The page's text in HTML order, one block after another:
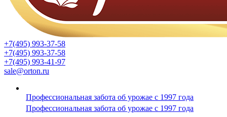
+7(495) 993-37-58
+7(495) 993-37-58
+7(495) 993-41-97
sale@orton.ru
Профессиональная забота об урожае с 1997 года
Профессиональная забота об урожае с 1997 года